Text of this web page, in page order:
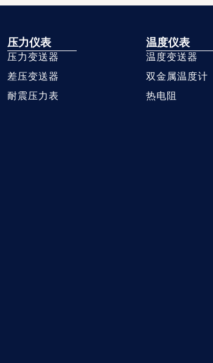
压力仪表
压力变送器
差压变送器
耐震压力表
温度仪表
温度变送器
双金属温度计
热电阻